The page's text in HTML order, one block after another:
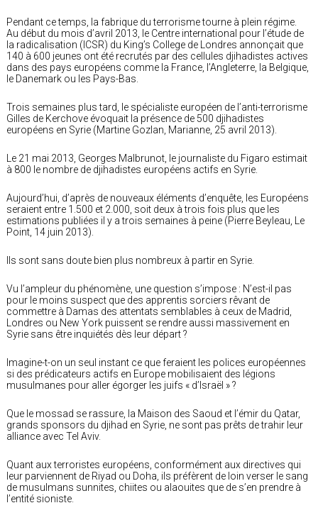
Pendant ce temps, la fabrique du terrorisme tourne à plein régime.
Au début du mois d’avril 2013, le Centre international pour l’étude de
la radicalisation (ICSR) du King’s College de Londres annonçait que
140 à 600 jeunes ont été recrutés par des cellules djihadistes actives
dans des pays européens comme la France, l’Angleterre, la Belgique,
le Danemark ou les Pays-Bas.
Trois semaines plus tard, le spécialiste européen de l’anti-terrorisme
Gilles de Kerchove évoquait la présence de 500 djihadistes
européens en Syrie (Martine Gozlan, Marianne, 25 avril 2013).
Le 21 mai 2013, Georges Malbrunot, le journaliste du Figaro estimait
à 800 le nombre de djihadistes européens actifs en Syrie.
Aujourd’hui, d’après de nouveaux éléments d’enquête, les Européens
seraient entre 1.500 et 2.000, soit deux à trois fois plus que les
estimations publiées il y a trois semaines à peine (Pierre Beyleau, Le
Point, 14 juin 2013).
Ils sont sans doute bien plus nombreux à partir en Syrie.
Vu l’ampleur du phénomène, une question s’impose : N’est-il pas
pour le moins suspect que des apprentis sorciers rêvant de
commettre à Damas des attentats semblables à ceux de Madrid,
Londres ou New York puissent se rendre aussi massivement en
Syrie sans être inquiétés dès leur départ ?
Imagine-t-on un seul instant ce que feraient les polices européennes
si des prédicateurs actifs en Europe mobilisaient des légions
musulmanes pour aller égorger les juifs « d’Israël » ?
Que le mossad se rassure, la Maison des Saoud et l’émir du Qatar,
grands sponsors du djihad en Syrie, ne sont pas prêts de trahir leur
alliance avec Tel Aviv.
Quant aux terroristes européens, conformément aux directives qui
leur parviennent de Riyad ou Doha, ils préfèrent de loin verser le sang
de musulmans sunnites, chiites ou alaouites que de s’en prendre à
l’entité sioniste.